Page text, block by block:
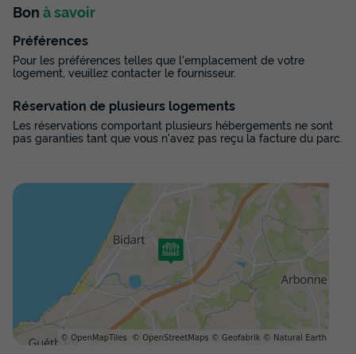
Adultes Chambres Salle de bain
Animaux autorisés * Cafetière
Réfrigérateur
Salon de jardin
Micro-ondes
+ 2
TENTE TOILE ET BOIS 6 personnes - Lodge ULIA 6
personnes
Bon à savoir
Préférences
Pour les préférences telles que l'emplacement de votre
logement, veuillez contacter le fournisseur.
Réservation de plusieurs logements
Les réservations comportant plusieurs hébergements ne sont
pas garanties tant que vous n'avez pas reçu la facture du parc.